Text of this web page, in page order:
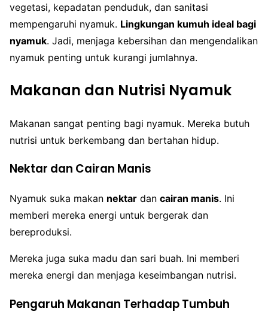
vegetasi, kepadatan penduduk, dan sanitasi
mempengaruhi nyamuk. Lingkungan kumuh ideal bagi
nyamuk. Jadi, menjaga kebersihan dan mengendalikan
nyamuk penting untuk kurangi jumlahnya.
Makanan dan Nutrisi Nyamuk
Makanan sangat penting bagi nyamuk. Mereka butuh
nutrisi untuk berkembang dan bertahan hidup.
Nektar dan Cairan Manis
Nyamuk suka makan nektar dan cairan manis. Ini
memberi mereka energi untuk bergerak dan
bereproduksi.
Mereka juga suka madu dan sari buah. Ini memberi
mereka energi dan menjaga keseimbangan nutrisi.
Pengaruh Makanan Terhadap Tumbuh